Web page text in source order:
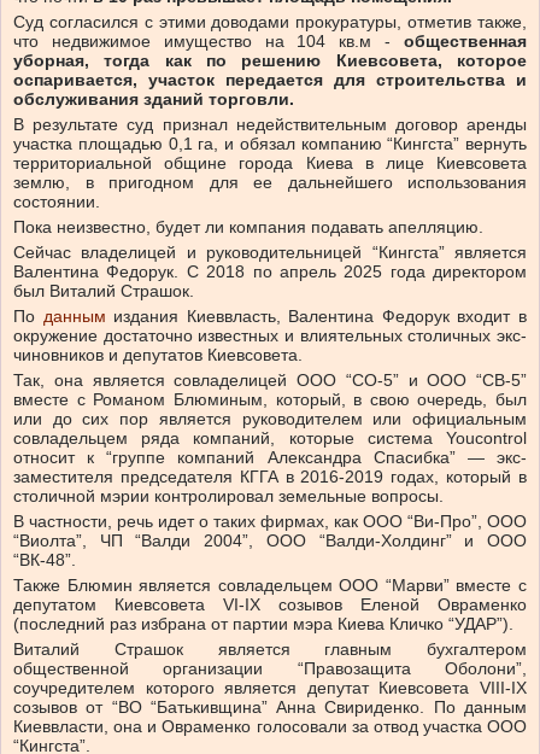
Суд согласился с этими доводами прокуратуры, отметив также,
что недвижимое имущество на 104 кв.м -
общественная
уборная, тогда как по решению Киевсовета, которое
оспаривается, участок передается для строительства и
обслуживания зданий торговли.
В результате суд признал недействительным договор аренды
участка площадью 0,1 га, и обязал компанию “Кингста” вернуть
территориальной общине города Киева в лице Киевсовета
землю, в пригодном для ее дальнейшего использования
состоянии.
Пока неизвестно, будет ли компания подавать апелляцию.
Сейчас владелицей и руководительницей “Кингста” является
Валентина Федорук. С 2018 по апрель 2025 года директором
был Виталий Страшок.
По данным издания Киеввласть, Валентина Федорук входит в
окружение достаточно известных и влиятельных столичных экс-
чиновников и депутатов Киевсовета.
Так, она является совладелицей ООО “СО-5” и ООО “СВ-5”
вместе с Романом Блюминым, который, в свою очередь, был
или до сих пор является руководителем или официальным
совладельцем ряда компаний, которые система Youcontrol
относит к “группе компаний Александра Спасибка” — экс-
заместителя председателя КГГА в 2016-2019 годах, который в
столичной мэрии контролировал земельные вопросы.
В частности, речь идет о таких фирмах, как ООО “Ви-Про”, ООО
“Виолта”, ЧП “Валди 2004”, ООО “Валди-Холдинг” и ООО
“ВК-48”.
Также Блюмин является совладельцем ООО “Марви” вместе с
депутатом Киевсовета VI-IX созывов Еленой Овраменко
(последний раз избрана от партии мэра Киева Кличко “УДАР”).
Виталий Страшок является главным бухгалтером
общественной организации “Правозащита Оболони”,
соучредителем которого является депутат Киевсовета VIII-IX
созывов от “ВО “Батькивщина” Анна Свириденко. По данным
Киеввласти, она и Овраменко голосовали за отвод участка ООО
“Кингста”.